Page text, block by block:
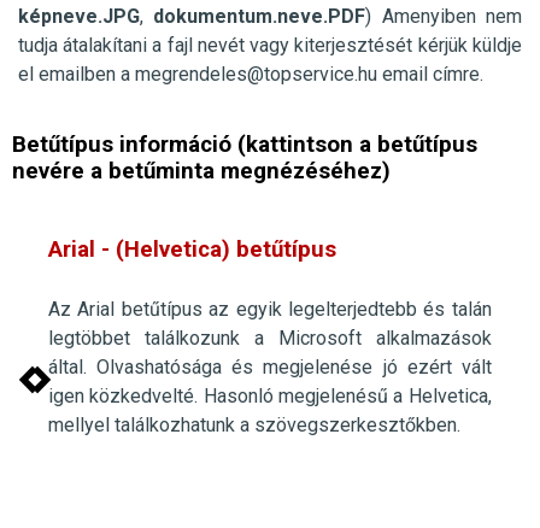
képneve.JPG, dokumentum.neve.PDF) Amenyiben nem
tudja átalakítani a fajl nevét vagy kiterjesztését kérjük küldje
el emailben a megrendeles@topservice.hu email címre.
Betűtípus információ (kattintson a betűtípus
nevére a betűminta megnézéséhez)
Arial - (Helvetica) betűtípus
Az Arial betűtípus az egyik legelterjedtebb és talán
legtöbbet találkozunk a Microsoft alkalmazások
által. Olvashatósága és megjelenése jó ezért vált
igen közkedvelté. Hasonló megjelenésű a Helvetica,
mellyel találkozhatunk a szövegszerkesztőkben.